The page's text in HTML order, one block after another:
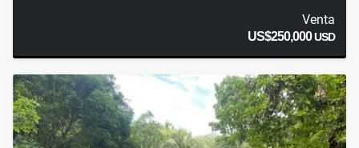
Venta
US$250,000USD